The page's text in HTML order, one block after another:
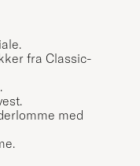
fra Classic-
med